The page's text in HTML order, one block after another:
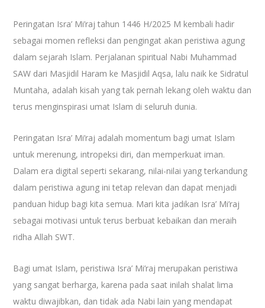
Peringatan Isra’ Mi’raj tahun 1446 H/2025 M kembali hadir
sebagai momen refleksi dan pengingat akan peristiwa agung
dalam sejarah Islam. Perjalanan spiritual Nabi Muhammad
SAW dari Masjidil Haram ke Masjidil Aqsa, lalu naik ke Sidratul
Muntaha, adalah kisah yang tak pernah lekang oleh waktu dan
terus menginspirasi umat Islam di seluruh dunia.
Peringatan Isra’ Mi’raj adalah momentum bagi umat Islam
untuk merenung, intropeksi diri, dan memperkuat iman.
Dalam era digital seperti sekarang, nilai-nilai yang terkandung
dalam peristiwa agung ini tetap relevan dan dapat menjadi
panduan hidup bagi kita semua. Mari kita jadikan Isra’ Mi’raj
sebagai motivasi untuk terus berbuat kebaikan dan meraih
ridha Allah SWT.
Bagi umat Islam, peristiwa Isra’ Mi’raj merupakan peristiwa
yang sangat berharga, karena pada saat inilah shalat lima
waktu diwajibkan, dan tidak ada Nabi lain yang mendapat